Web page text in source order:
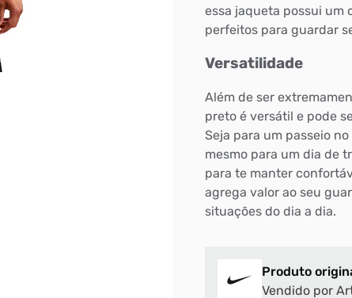
essa jaqueta possui um
perfeitos para guardar
Versatilidade
Além de ser
preto é versátil e pode
Seja para um passeio
mesmo para um dia de
para te manter
agrega valor ao seu
situações do dia a dia.
Produto
Vendido por